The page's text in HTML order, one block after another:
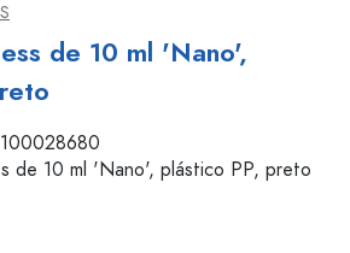
de 10 ml 'Nano',
100028680